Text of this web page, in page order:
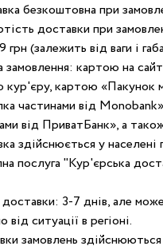
безкоштовна при
доставки при
грн (залежить від ваги і
картою на
кур'єру, картою «Пакунок
частинами від
від ПриватБанк», а
здійснюється у населені
послуга "Кур'єрська
3-7 днів, але
від ситуації в регіоні.
замовлень